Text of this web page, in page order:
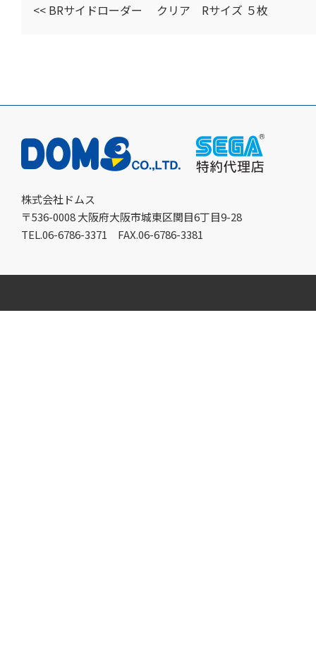
<< BRサイドローダー クリア Rサイズ ５枚
株式会社ドムス
〒536-0008 大阪府大阪市城東区関目6丁目9-28
TEL.06-6786-3371 FAX.06-6786-3381